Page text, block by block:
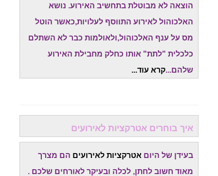
הוצאה לא מבוטלת בתחשיב האירוע. נושא
האלכוהול לאירוע התווסף לעלויות,כאשר הוטל
מס על ענף האלכוהול,ולאולמות כבר לא השתלם
כלכלית "לתת" אותו כחלק מחבילת האירוע
שלהם...קרא עוד...
איך בוחרים אטרקציות לאירועים
בעידן של היום אטרקציות לאירועים הם מצרך
מאוד חשוב לחתן, לכלה ובעיקר לאורחים שלכם .